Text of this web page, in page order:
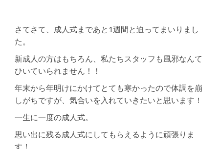
さてさて、成人式まであと1週間と迫ってまいりまし
た。
新成人の方はもちろん、私たちスタッフも風邪なんて
ひいていられません！！
年末から年明けにかけてとても寒かったので体調を崩
しがちですが、気合いを入れていきたいと思います！
一生に一度の成人式。
思い出に残る成人式にしてもらえるように頑張りま
す！